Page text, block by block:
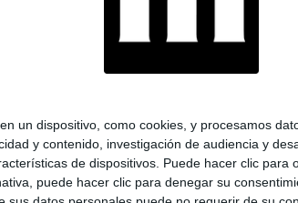
un dispositivo, como cookies, y procesamos
y contenido, investigación de audiencia y
de dispositivos. Puede hacer clic
puede hacer clic para denegar su